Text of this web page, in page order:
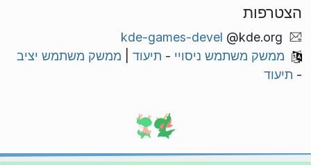
הצטרפות
kde-games-devel @kde.org
ממשק משתמש ניסויי - תיעוד
ממשק משתמש יציב
- תיעוד